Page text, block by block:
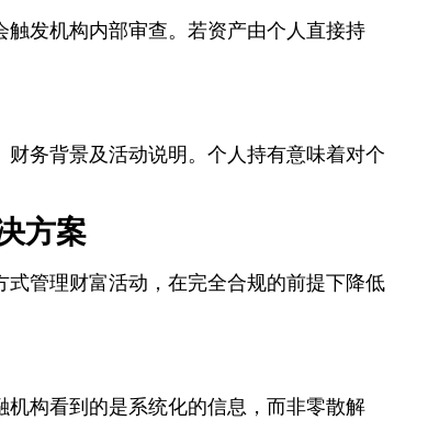
发机构内部审查。若资产由个人直接持
务背景及活动说明。个人持有意味着对个
方案
管理财富活动，在完全合规的前提下降低
构看到的是系统化的信息，而非零散解